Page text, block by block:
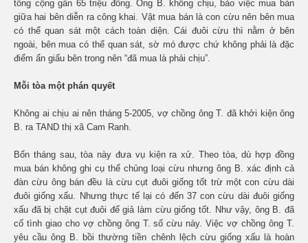
tổng cộng gần 65 triệu đồng. Ông B. không chịu, bảo việc mua bán
giữa hai bên diễn ra công khai. Vật mua bán là con cừu nên bên mua
có thể quan sát một cách toàn diện. Cái đuôi cừu thì nằm ở bên
ngoài, bên mua có thể quan sát, sờ mó được chứ không phải là đặc
điểm ẩn giấu bên trong nên “đã mua là phải chịu”.
Mỗi tòa một phán quyết
Không ai chịu ai nên tháng 5-2005, vợ chồng ông T. đã khởi kiện ông
B. ra TAND thị xã Cam Ranh.
Bốn tháng sau, tòa này đưa vụ kiện ra xử. Theo tòa, dù hợp đồng
mua bán không ghi cụ thể chủng loại cừu nhưng ông B. xác định cả
đàn cừu ông bán đều là cừu cụt đuôi giống tốt trừ một con cừu dài
đuôi giống xấu. Nhưng thực tế lại có đến 37 con cừu dài đuôi giống
xấu đã bị chặt cụt đuôi để giả làm cừu giống tốt. Như vậy, ông B. đã
cố tình giao cho vợ chồng ông T. số cừu này. Việc vợ chồng ông T.
yêu cầu ông B. bồi thường tiền chênh lệch cừu giống xấu là hoàn